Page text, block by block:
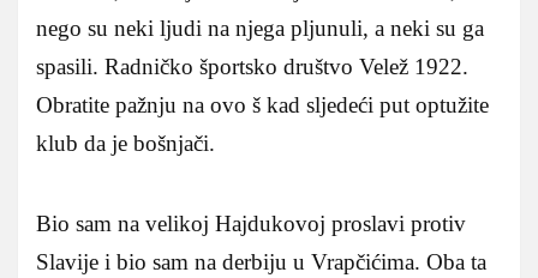
nego su neki ljudi na njega pljunuli, a neki su ga
spasili. Radničko športsko društvo Velež 1922.
Obratite pažnju na ovo š kad sljedeći put optužite
klub da je bošnjači.
Bio sam na velikoj Hajdukovoj proslavi protiv
Slavije i bio sam na derbiju u Vrapčićima. Oba ta